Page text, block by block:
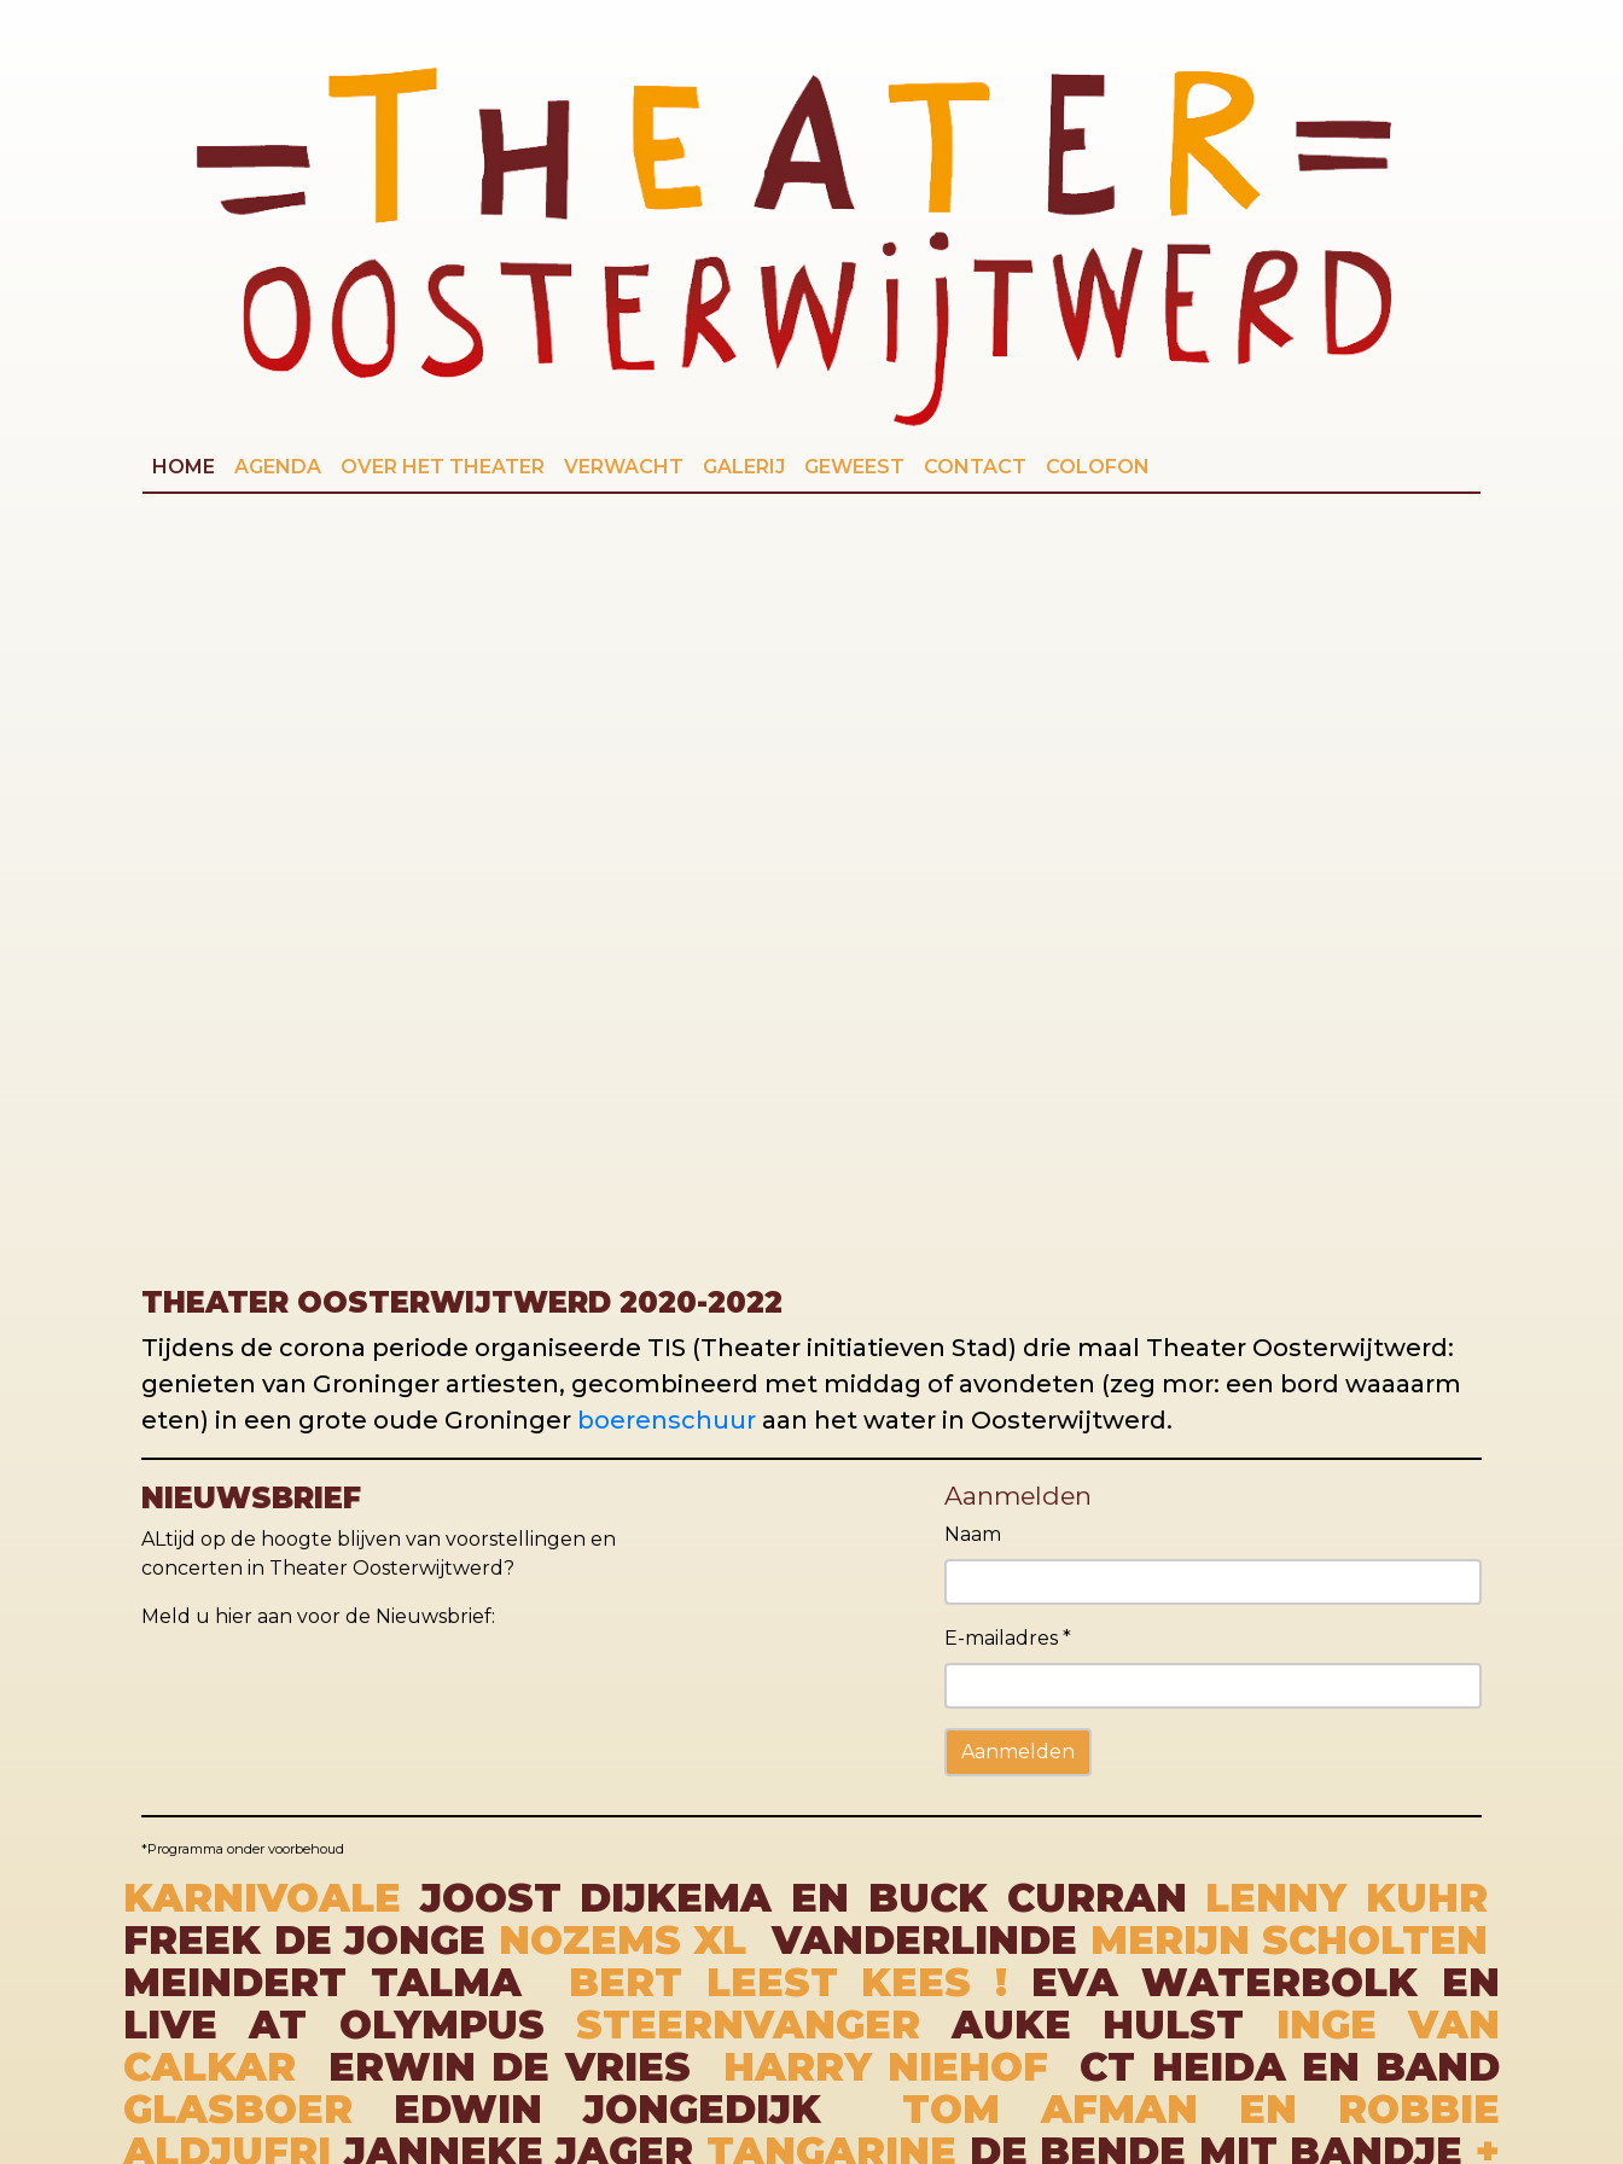
HOME AGENDA OVER HET THEATER VERWACHT GALERIJ GEWEEST CONTACT COLOFON
THEATER OOSTERWIJTWERD 2020-2022
Tijdens de corona periode organiseerde TIS (Theater initiatieven Stad) drie maal Theater Oosterwijtwerd:
genieten van Groninger artiesten, gecombineerd met middag of avondeten (zeg mor: een bord waaaarm
eten) in een grote oude Groninger boerenschuur aan het water in Oosterwijtwerd.
NIEUWSBRIEF
ALtijd op de hoogte blijven van voorstellingen en
concerten in Theater Oosterwijtwerd?
Meld u hier aan voor de Nieuwsbrief:
Aanmelden
Naam
E-mailadres *
*Programma onder voorbehoud
KARNIVOALEJOOST DIJKEMA EN BUCK CURRAN LENNY KUHR
FREEK DE JONGE NOZEMS XLVANDERLINDE MERIJN SCHOLTEN
MEINDERT TALMA BERT LEEST KEES ! EVA WATERBOLK EN
LIVE AT OLYMPUS STEERNVANGERAUKE HULST INGE VAN
CALKAR ERWIN DE VRIES HARRY NIEHOF CT HEIDA EN BAND
GLASBOER EDWIN JONGEDIJK TOM AFMAN EN ROBBIE
ALDJUFRIJANNEKE JAGER TANGARINE DE BENDE MIT BANDJE +